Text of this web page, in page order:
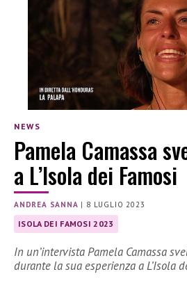
NEWS
Pamela Camassa
a L’Isola dei Famosi
ANDREA SANNA | 8 LUGLIO 2023
ISOLA DEI FAMOSI 2023
In un’intervista Pamela Camassa
durante la sua esperienza a L’Isola